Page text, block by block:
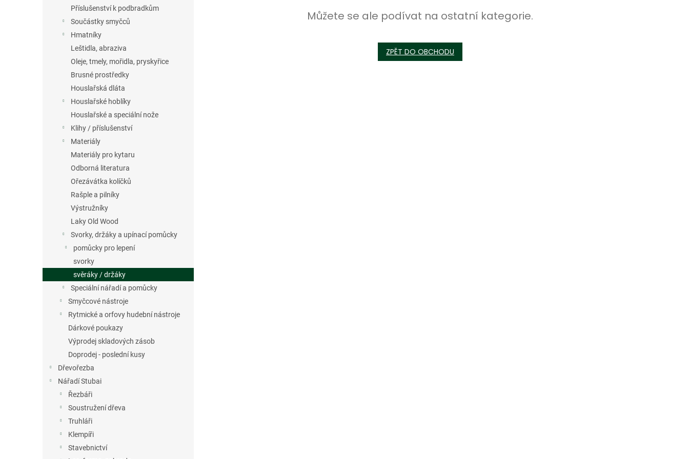
Příslušenství k podbradkům
Součástky smyčců
Hmatníky
Leštidla, abraziva
Oleje, tmely, mořidla, pryskyřice
Brusné prostředky
Houslařská dláta
Houslařské hoblíky
Houslařské a speciální nože
Klihy / příslušenství
Materiály
Materiály pro kytaru
Odborná literatura
Ořezávátka kolíčků
Rašple a pilníky
Výstružníky
Laky Old Wood
Svorky, držáky a upínací pomůcky
pomůcky pro lepení
svorky
svěráky / držáky
Speciální nářadí a pomůcky
Smyčcové nástroje
Rytmické a orfovy hudební nástroje
Dárkové poukazy
Výprodej skladových zásob
Doprodej - poslední kusy
Dřevořezba
Nářadí Stubai
Řezbáři
Soustružení dřeva
Truhláři
Klempíři
Stavebnictví
Můžete se ale podívat na ostatní kategorie.
ZPĚT DO OBCHODU